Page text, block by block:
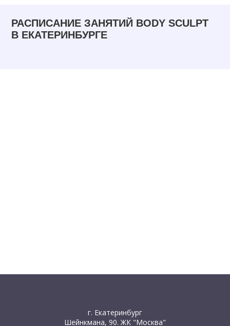
РАСПИСАНИЕ ЗАНЯТИЙ BODY SCULPT
В ЕКАТЕРИНБУРГЕ
г. Екатеринбург
Шейнкмана, 90. ЖК "Москва"